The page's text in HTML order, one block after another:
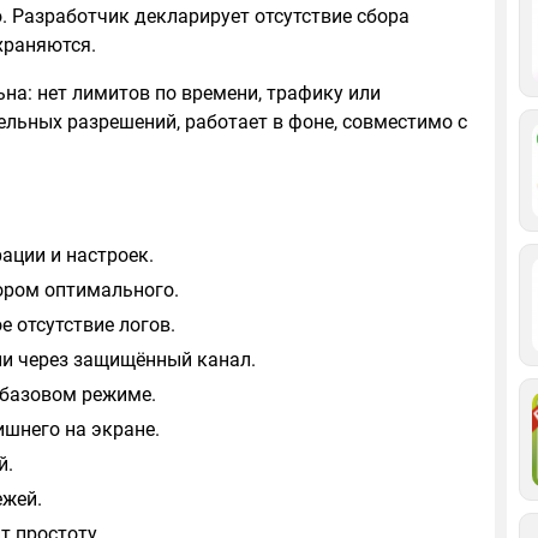
декларирует отсутствие сбора
нет лимитов по времени, трафику или
разрешений, работает в фоне, совместимо с
и настроек.
оптимального.
логов.
через защищённый канал.
режиме.
на экране.